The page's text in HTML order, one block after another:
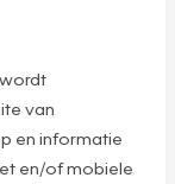
van
en informatie
en/of mobiele